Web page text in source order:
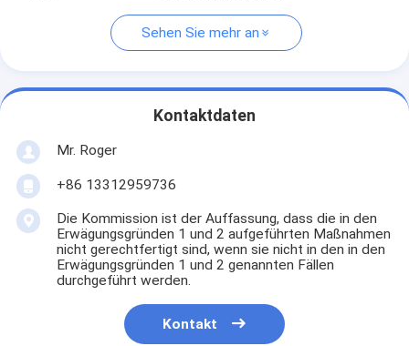
Sehen Sie mehr an
Kontaktdaten
Mr. Roger
+86 13312959736
Die Kommission ist der Auffassung, dass die in den
Erwägungsgründen 1 und 2 aufgeführten Maßnahmen
nicht gerechtfertigt sind, wenn sie nicht in den in den
Erwägungsgründen 1 und 2 genannten Fällen
durchgeführt werden.
Kontakt